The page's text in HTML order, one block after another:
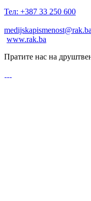
Тел: +387 33 250 600
medijskapismenost@rak.ba
www.rak.ba
Пратите нас на